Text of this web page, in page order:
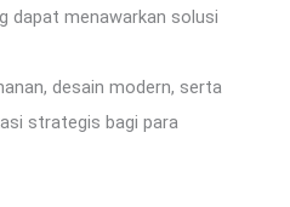
dapat menawarkan solusi
desain modern, serta
strategis bagi para